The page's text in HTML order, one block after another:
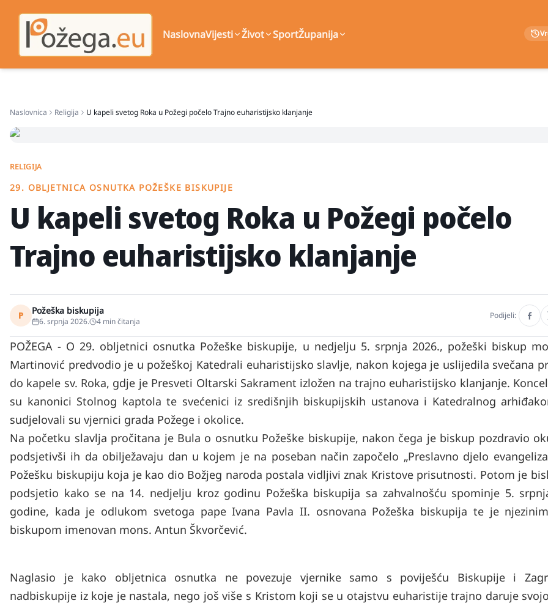
NaslovnaVijesti Život SportŽupanija
Naslovnica Religija U kapeli svetog Roka u Požegi počelo Trajno euharistijsko klanjanje
RELIGIJA
29. OBLJETNICA OSNUTKA POŽEŠKE BISKUPIJE
U kapeli svetog Roka u Požegi počelo
Trajno euharistijsko klanjanje
P Požeška biskupija
6. srpnja 2026. 4 min čitanja
Podijeli:
POŽEGA - O 29. obljetnici osnutka Požeške biskupije, u nedjelju 5. srpnja 2026., požeški biskup
Martinović predvodio je u požeškoj Katedrali euharistijsko slavlje, nakon kojega je uslijedila svečana
do kapele sv. Roka, gdje je Presveti Oltarski Sakrament izložen na trajno euharistijsko klanjanje.
su kanonici Stolnog kaptola te svećenici iz središnjih biskupijskih ustanova i Katedralnog
sudjelovali su vjernici grada Požege i okolice.
Na početku slavlja pročitana je Bula o osnutku Požeške biskupije, nakon čega je biskup pozdravio
podsjetivši ih da obilježavaju dan u kojem je na poseban način započelo „Preslavno djelo
Požešku biskupiju koja je kao dio Božjeg naroda postala vidljivi znak Kristove prisutnosti. Potom je
podsjetio kako se na 14. nedjelju kroz godinu Požeška biskupija sa zahvalnošću spominje 5.
godine, kada je odlukom svetoga pape Ivana Pavla II. osnovana Požeška biskupija te je
biskupom imenovan mons. Antun Škvorčević.
Naglasio je kako obljetnica osnutka ne povezuje vjernike samo s poviješću Biskupije i
nadbiskupije iz koje je nastala, nego još više s Kristom koji se u otajstvu euharistije trajno daruje